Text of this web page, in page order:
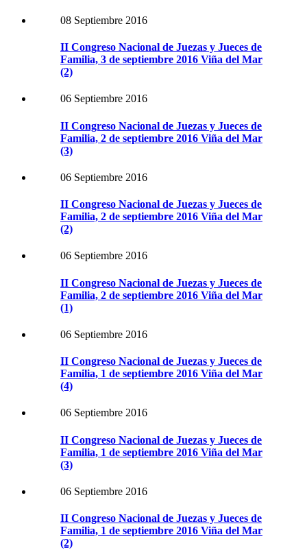
08 Septiembre 2016
II Congreso Nacional de Juezas y Jueces de
Familia, 3 de septiembre 2016 Viña del Mar
(2)
06 Septiembre 2016
II Congreso Nacional de Juezas y Jueces de
Familia, 2 de septiembre 2016 Viña del Mar
(3)
06 Septiembre 2016
II Congreso Nacional de Juezas y Jueces de
Familia, 2 de septiembre 2016 Viña del Mar
(2)
06 Septiembre 2016
II Congreso Nacional de Juezas y Jueces de
Familia, 2 de septiembre 2016 Viña del Mar
(1)
06 Septiembre 2016
II Congreso Nacional de Juezas y Jueces de
Familia, 1 de septiembre 2016 Viña del Mar
(4)
06 Septiembre 2016
II Congreso Nacional de Juezas y Jueces de
Familia, 1 de septiembre 2016 Viña del Mar
(3)
06 Septiembre 2016
II Congreso Nacional de Juezas y Jueces de
Familia, 1 de septiembre 2016 Viña del Mar
(2)